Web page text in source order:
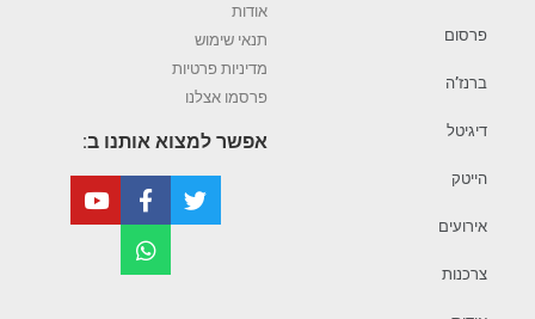
פרסום
ברנז’ה
דיגיטל
הייטק
אירועים
צרכנות
אודות
תנאי שימוש
מדיניות פרטיות
פרסמו אצלנו
אפשר למצוא אותנו ב: